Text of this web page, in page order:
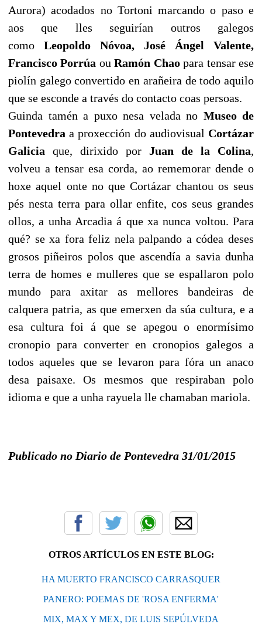
Aurora) acodados no Tortoni marcando o paso e
aos que lles seguirían outros galegos
como Leopoldo Nóvoa, José Ángel Valente,
Francisco Porrúa ouRamón Chaopara tensar ese
piolín galego convertido en arañeira de todo aquilo
que se esconde a través do contacto coas persoas.
Guinda tamén a puxo nesa velada no Museo de
Pontevedra a proxección do audiovisual Cortázar
Galicia que, dirixido por Juan de la Colina,
volveu a tensar esa corda, ao rememorar dende o
hoxe aquel onte no que Cortázar chantou os seus
pés nesta terra para ollar enfite, cos seus grandes
ollos, a unha Arcadia á que xa nunca voltou. Para
qué? se xa fora feliz nela palpando a códea deses
grosos piñeiros polos que ascendía a savia dunha
terra de homes e mulleres que se espallaron polo
mundo para axitar as mellores bandeiras de
calquera patria, as que emerxen da súa cultura, e a
esa cultura foi á que se apegou o enormísimo
cronopio para converter en cronopios galegos a
todos aqueles que se levaron para fóra un anaco
desa paisaxe. Os mesmos que respiraban polo
idioma e que a unha rayuela lle chamaban mariola.
Publicado no Diario de Pontevedra 31/01/2015
OTROS ARTÍCULOS EN ESTE BLOG:
HA MUERTO FRANCISCO CARRASQUER
PANERO: POEMAS DE 'ROSA ENFERMA'
MIX, MAX Y MEX, DE LUIS SEPÚLVEDA